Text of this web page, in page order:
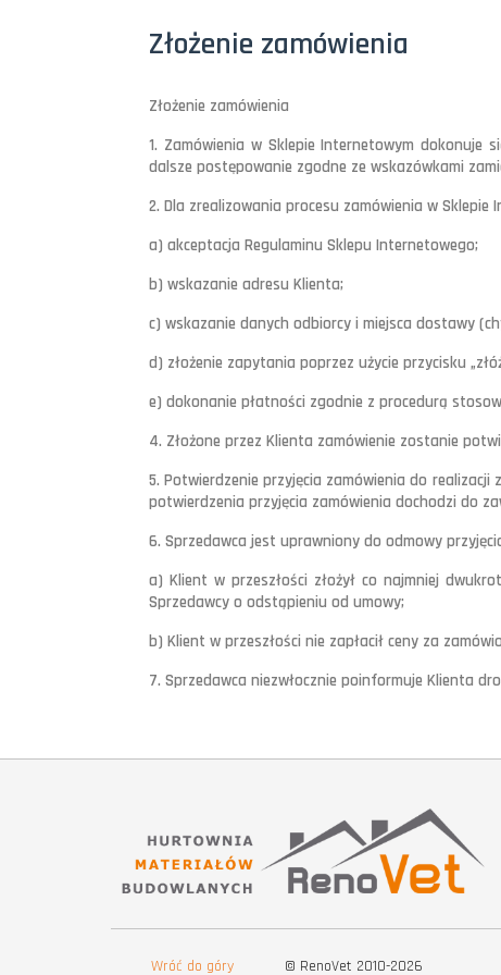
Złożenie zamówienia
Złożenie zamówienia
1. Zamówienia w Sklepie Internetowym
dalsze postępowanie zgodne ze wskazówkami
2. Dla zrealizowania procesu zamówienia w Sklepie
a) akceptacja Regulaminu Sklepu Internetowego;
b) wskazanie adresu Klienta;
c) wskazanie danych odbiorcy i miejsca dostawy
d) złożenie zapytania poprzez użycie przycisku
e) dokonanie płatności zgodnie z procedurą
4. Złożone przez Klienta zamówienie zostanie
5. Potwierdzenie przyjęcia zamówienia do
potwierdzenia przyjęcia zamówienia dochodzi do
6. Sprzedawca jest uprawniony do odmowy
a) Klient w przeszłości złożył co najmniej
Sprzedawcy o odstąpieniu od umowy;
b) Klient w przeszłości nie zapłacił ceny za
7. Sprzedawca niezwłocznie poinformuje Klienta
Wróć do góry © RenoVet 2010-2026